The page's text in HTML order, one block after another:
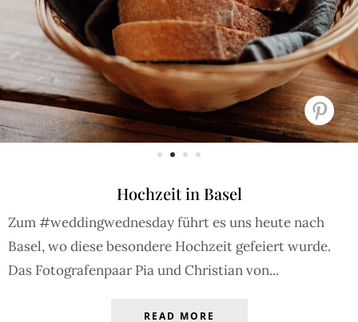
Hochzeit in Basel
Zum #weddingwednesday führt es uns heute nach
Basel, wo diese besondere Hochzeit gefeiert wurde.
Das Fotografenpaar Pia und Christian von...